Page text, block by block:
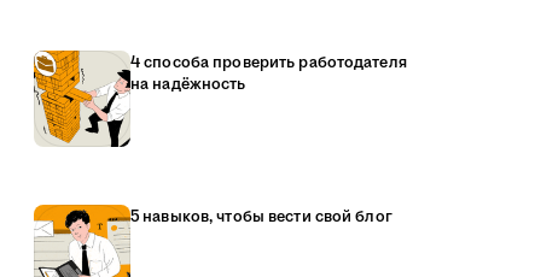
4 способа проверить работодателя
на надёжность
5 навыков, чтобы вести свой блог